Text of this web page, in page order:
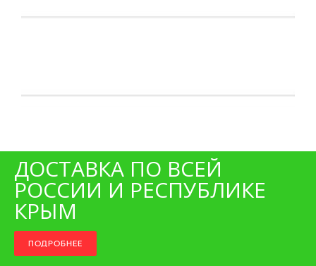
ДОСТАВКА ПО ВСЕЙ
РОССИИ И РЕСПУБЛИКЕ
КРЫМ
ПОДРОБНЕЕ